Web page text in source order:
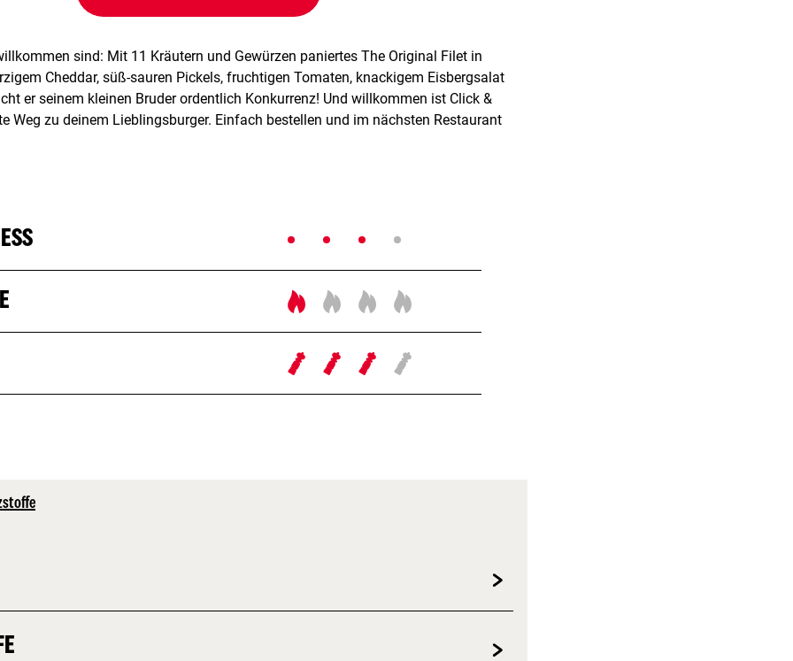
sind: Mit 11 Kräutern und Gewürzen paniertes The Original Filet in
Cheddar, süß-sauren Pickels, fruchtigen Tomaten, knackigem Eisbergsalat
er seinem kleinen Bruder ordentlich Konkurrenz! Und willkommen ist Click &
Weg zu deinem Lieblingsburger. Einfach bestellen und im nächsten Restaurant